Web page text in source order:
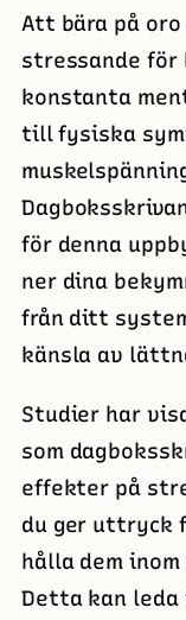
Att bära på
stressande för
konstanta
till fysiska
för denna
ner dina
från ditt
känsla av
Studier har
som
effekter på
du ger uttryck
hålla dem
Detta kan leda